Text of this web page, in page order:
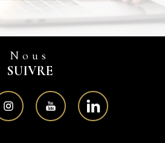
Nous
SUIVRE